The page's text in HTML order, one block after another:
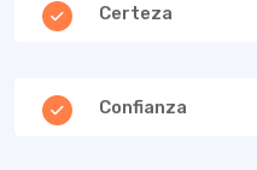
Certeza
Confianza